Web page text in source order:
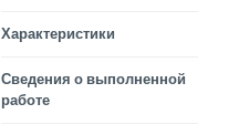
Характеристики
Сведения о выполненной
работе